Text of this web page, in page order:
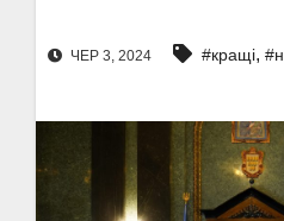
ЧЕР 3, 2024 #кращі,